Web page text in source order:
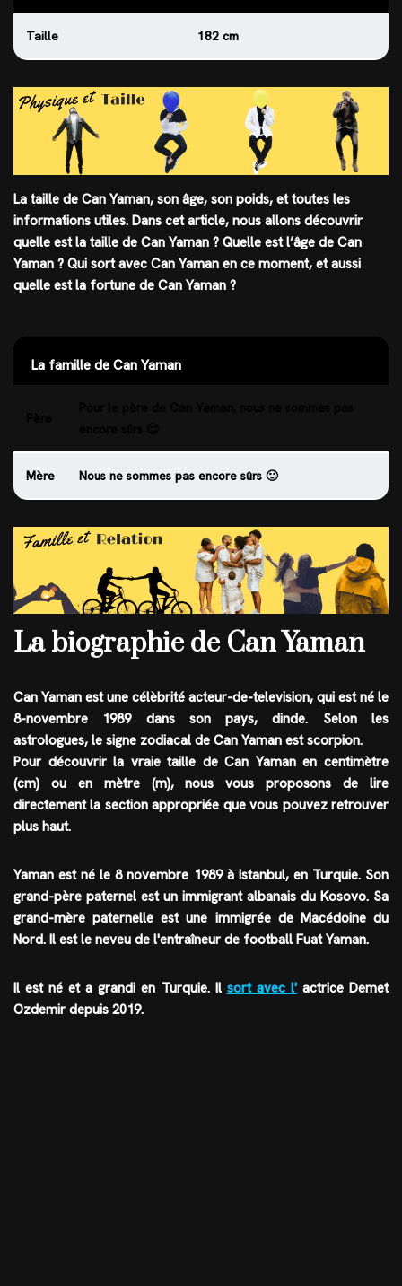
Taille 182 cm
La taille de Can Yaman, son âge, son poids, et toutes les
informations utiles. Dans cet article, nous allons découvrir
quelle estla taille de Can Yaman ? Quelle est l’âge de Can
Yaman ? Qui sort avec Can Yaman en ce moment, et aussi
quelle est la fortune de Can Yaman ?
La famille de Can Yaman
Mère Nous ne sommes pas encore sûrs 🙂
La biographie de Can Yaman
Can Yaman est une célèbrité acteur-de-television, qui est né le
8-novembre 1989dans son pays,dinde. Selon les
astrologues, le signe zodiacal de Can Yaman estscorpion.
Pour découvrir la vraie taille de Can Yaman en centimètre
(cm) ou en mètre (m), nous vous proposons de lire
directement la section appropriée que vous pouvez retrouver
plus haut.
Yaman est né le 8 novembre 1989 à Istanbul, en Turquie. Son
grand-père paternel est un immigrant albanais du Kosovo. Sa
grand-mère paternelle est une immigrée de Macédoine du
Nord. Il est le neveu de l'entraîneur de football Fuat Yaman.
Il est né et a grandi en Turquie. Il sort avec l'actrice Demet
Ozdemir depuis 2019.